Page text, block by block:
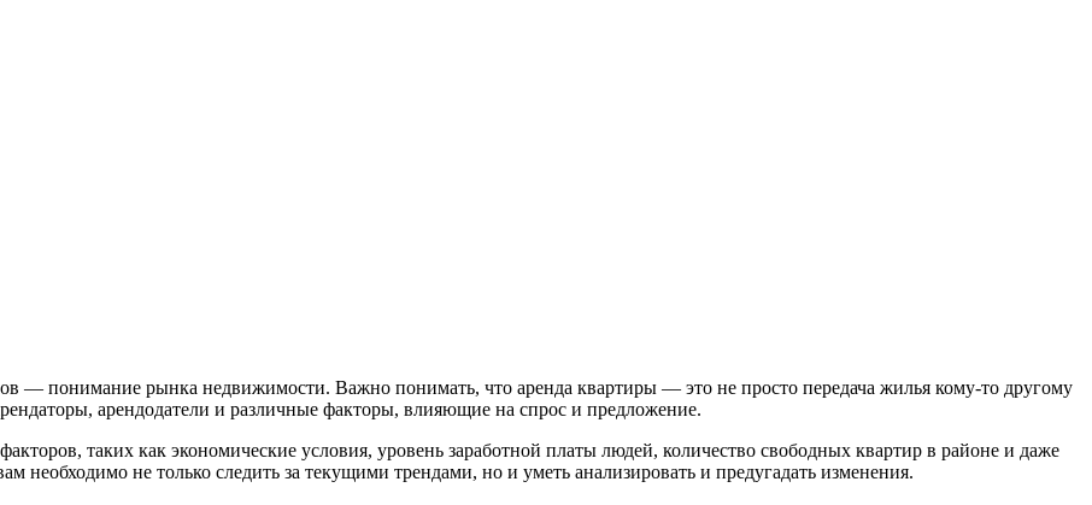
— понимание рынка недвижимости. Важно понимать, что аренда квартиры — это не просто передача жилья кому-то другому
арендодатели и различные факторы, влияющие на спрос и предложение.
таких как экономические условия, уровень заработной платы людей, количество свободных квартир в районе и даже
необходимо не только следить за текущими трендами, но и уметь анализировать и предугадать изменения.